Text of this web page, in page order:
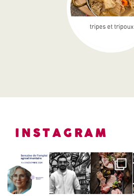
tripes et tripoux
INSTAGRAM